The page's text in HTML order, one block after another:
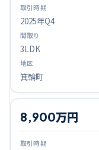
2025年Q4
3LDK
箕輪町
8,900万円